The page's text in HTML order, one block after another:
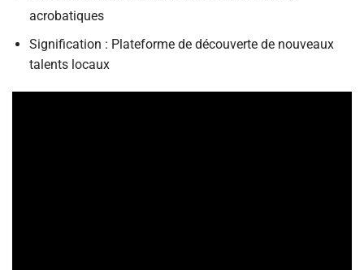
acrobatiques
Signification : Plateforme de découverte de nouveaux
talents locaux